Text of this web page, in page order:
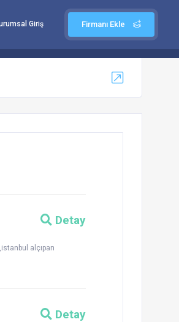
Firmanı Ekle
Giriş
Detay
alçıpan
Detay